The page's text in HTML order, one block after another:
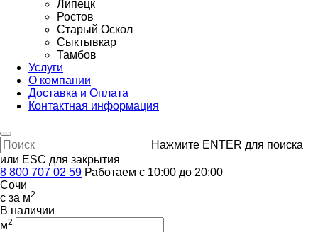
Липецк
Ростов
Старый Оскол
Сыктывкар
Тамбов
Услуги
О компании
Доставка и Оплата
Контактная информация
Нажмите ENTER для поиска
или ESC для закрытия
8 800 707 02 59 Работаем с 10:00 до 20:00
Сочи
c за м2
В наличии
м2